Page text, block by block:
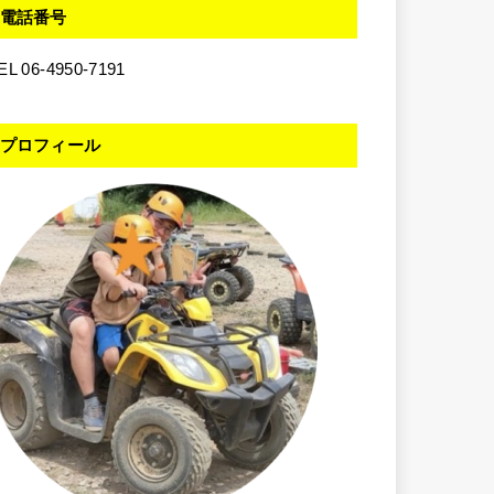
電話番号
06-4950-7191
プロフィール